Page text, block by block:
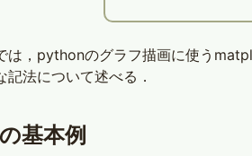
は，pythonのグラフ描画に使う
記法について述べる．
基本例